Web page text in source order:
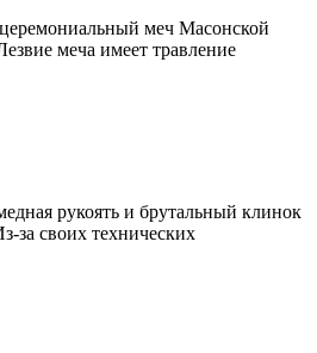
меч Масонской
меча имеет травление
рукоять и брутальный клинок
за своих технических